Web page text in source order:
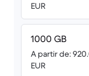
EUR
1000 GB
A partir de:
EUR